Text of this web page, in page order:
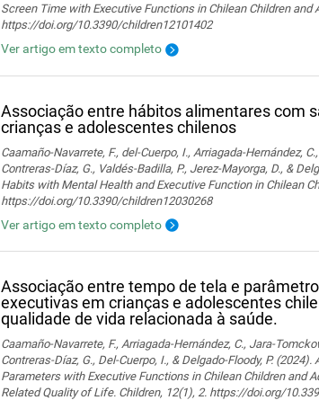
Screen Time with Executive Functions in Chilean Children and
https://doi.org/10.3390/children12101402
Ver artigo em texto completo
Associação entre hábitos alimentares com
crianças e adolescentes chilenos
Caamaño-Navarrete, F., del-Cuerpo, I., Arriagada-Hernández,
Contreras-Díaz, G., Valdés-Badilla, P., Jerez-Mayorga, D., &
Habits with Mental Health and Executive Function in Chilean
https://doi.org/10.3390/children12030268
Ver artigo em texto completo
Associação entre tempo de tela e
executivas em crianças e adolescentes
qualidade de vida relacionada à saúde.
Caamaño-Navarrete, F., Arriagada-Hernández, C., Jara-
Contreras-Díaz, G., Del-Cuerpo, I., & Delgado-Floody, P.
Parameters with Executive Functions in Chilean Children and
Related Quality of Life. Children, 12(1), 2. https://doi.org/